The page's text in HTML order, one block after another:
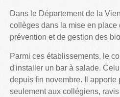
Dans le Département de la
collèges dans la mise en place
prévention et de gestion des
Parmi ces établissements, le
d'installer un bar à salade.
depuis fin novembre. Il apporte
seulement aux collégiens,